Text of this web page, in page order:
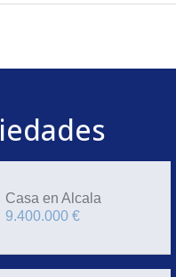
Casa en Alcala
9.400.000 €